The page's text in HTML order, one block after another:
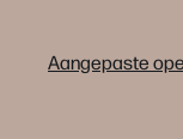
Aangepaste